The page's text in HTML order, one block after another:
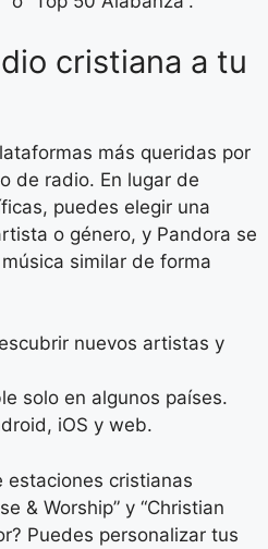
cristiana a tu
más queridas por
de radio. En lugar de
puedes elegir una
o género, y Pandora se
similar de forma
nuevos artistas y
solo en algunos países.
iOS y web.
estaciones cristianas
& Worship” y “Christian
Puedes personalizar tus